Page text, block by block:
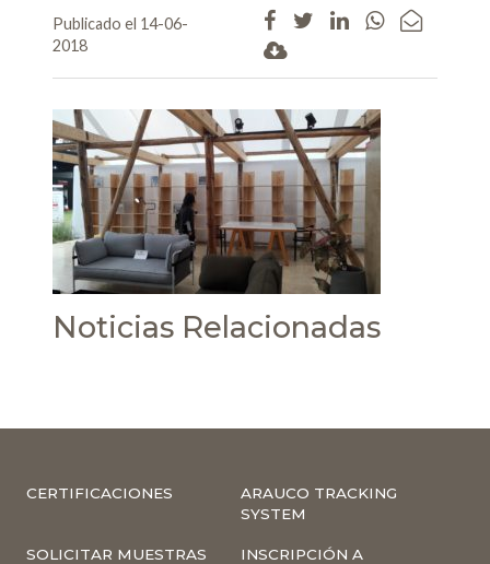
Publicado el 14-06-
2018
Noticias Relacionadas
CERTIFICACIONES
ARAUCO TRACKING
SYSTEM
SOLICITAR MUESTRAS INSCRIPCIÓN A